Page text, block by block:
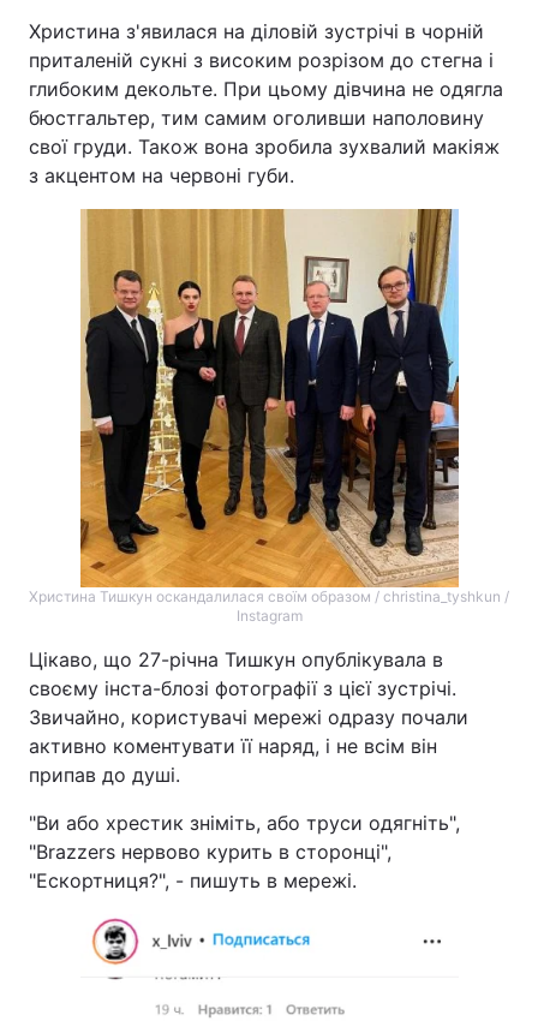
Христина з'явилася на діловій зустрічі в чорній
приталеній сукні з високим розрізом до стегна і
глибоким декольте. При цьому дівчина не одягла
бюстгальтер, тим самим оголивши наполовину
свої груди. Також вона зробила зухвалий макіяж
з акцентом на червоні губи.
Христина Тишкун оскандалилася своїм образом / christina_tyshkun /
Instagram
Цікаво, що 27-річна Тишкун опублікувала в
своєму інста-блозі фотографії з цієї зустрічі.
Звичайно, користувачі мережі одразу почали
активно коментувати її наряд, і не всім він
припав до душі.
"Ви або хрестик зніміть, або труси одягніть",
"Brazzers нервово курить в сторонці",
"Ескортниця?", - пишуть в мережі.